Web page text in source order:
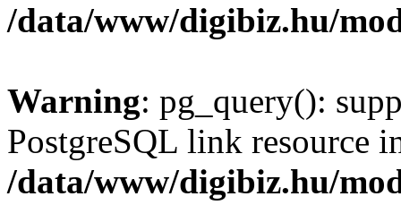
/data/www/digibiz.hu/
Warning: pg_query():
PostgreSQL link resource
/data/www/digibiz.hu/